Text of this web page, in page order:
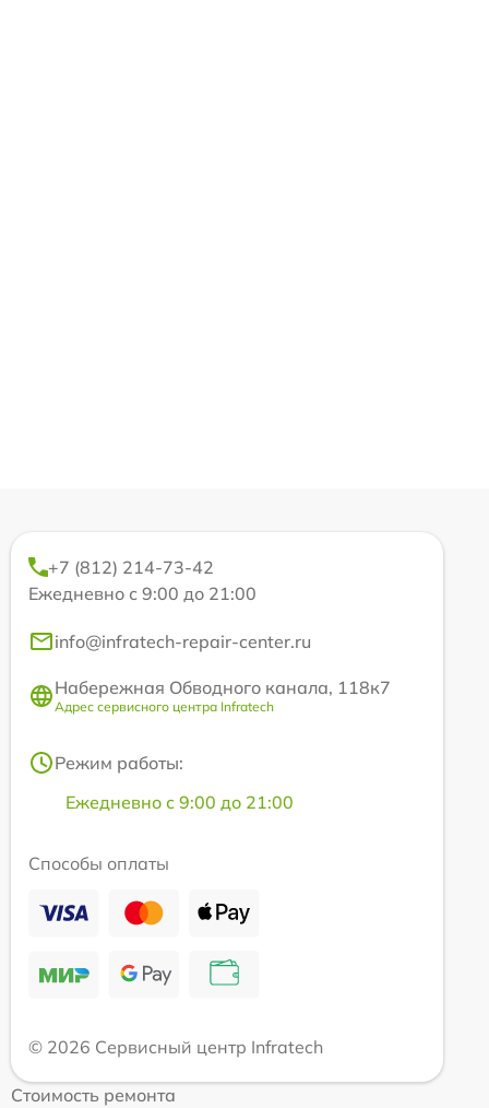
+7 (812) 214-73-42
Ежедневно с 9:00 до 21:00
info@infratech-repair-center.ru
Набережная Обводного канала, 118к7
Адрес сервисного центра Infratech
Режим работы:
Ежедневно с 9:00 до 21:00
Способы оплаты
© 2026 Сервисный центр Infratech
Стоимость ремонта